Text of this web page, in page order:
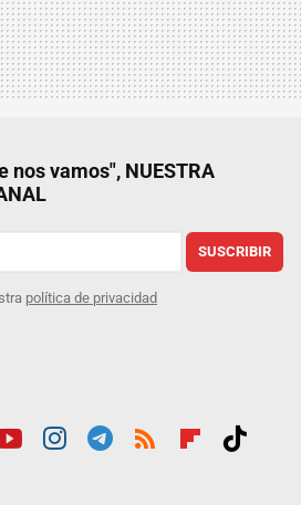
nos vamos", NUESTRA
SUSCRIBIR
política de privacidad